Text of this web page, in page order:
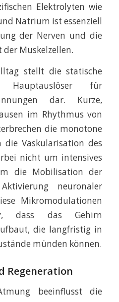
Elektrolyten wie
Natrium ist essenziell
der Nerven und die
Muskelzellen.
stellt die statische
Hauptauslöser für
dar. Kurze,
im Rhythmus von
die monotone
Vaskularisation des
nicht um intensives
die Mobilisation der
neuronaler
Mikromodulationen
dass das Gehirn
die langfristig in
münden können.
Regeneration
beeinflusst die